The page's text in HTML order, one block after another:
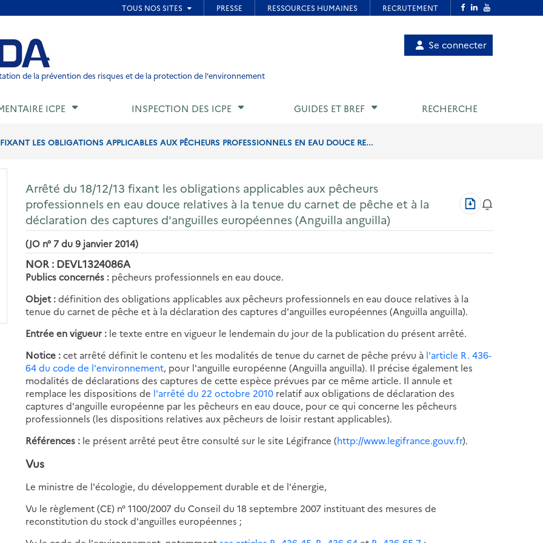
de page
de la prévention des risques et de la protection de l'environnement
Menu
utilisateur
Se connecter
ICPE INSPECTION DES ICPE GUIDES ET BREF RECHERCHE
LES OBLIGATIONS APPLICABLES AUX PÊCHEURS PROFESSIONNELS EN EAU DOUCE RE...
Arrêté du 18/12/13 fixant les obligations applicables aux pêcheurs
professionnels en eau douce relatives à la tenue du carnet de pêche et à la
déclaration des captures d'anguilles européennes (Anguilla anguilla)
Télécharger
au
(JO n° 7 du 9 janvier 2014)
NOR : DEVL1324086A
Publics concernés : pêcheurs professionnels en eau douce.
Objet :définition des obligations applicables aux pêcheurs professionnels en eau douce relatives à la
tenue du carnet de pêche et à la déclaration des captures d'anguilles européennes (Anguilla anguilla).
Entrée en vigueur : le texte entre en vigueur le lendemain du jour de la publication du présent arrêté.
Notice :cet arrêté définit le contenu et les modalités de tenue du carnet de pêche prévu à l'article R. 436-
64 du code de l'environnement, pour l'anguille européenne (Anguilla anguilla). Il précise également les
modalités de déclarations des captures de cette espèce prévues par ce même article. Il annule et
remplace les dispositions de l'arrêté du 22 octobre 2010 relatif aux obligations de déclaration des
captures d'anguille européenne par les pêcheurs en eau douce, pour ce qui concerne les pêcheurs
professionnels (les dispositions relatives aux pêcheurs de loisir restant applicables).
Références : le présent arrêté peut être consulté sur le site Légifrance (http://www.legifrance.gouv.fr).
Vus
Le ministre de l'écologie, du développement durable et de l'énergie,
Vu le règlement (CE) n° 1100/2007 du Conseil du 18 septembre 2007 instituant des mesures de
reconstitution du stock d'anguilles européennes ;